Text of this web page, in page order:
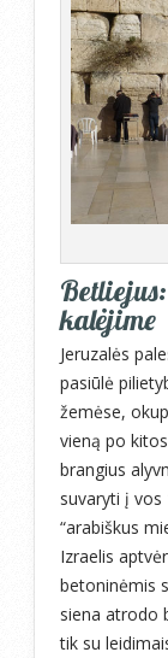
kalėjime
Jeruzalės
pasiūlė
žemėse,
vieną po
brangius
suvaryti į vos
“arabiškus
Izraelis
betoninėmis
siena atrodo
tik su